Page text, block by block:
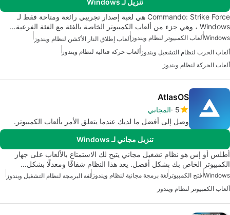
تنزيل لـ Windows
Commando: Strike Force هي لعبة إصدار تجريبي رائعة ومتاحة فقط لـ
Windows ، وهي جزء من ألعاب الكمبيوتر الخاصة بالفئة مع الفئة الفرعية…
Windowsألعاب الكمبيوتر لنظام ويندوز ألعاب إطلاق النار الأكشن لنظام ويندوز
ألعاب الحرب لنظام التشغيل ويندوز ألعاب حركة قتالية لنظام ويندوز
ألعاب الحركة لنظام ويندوز
AtlasOS
5 المجاني
وصل إلى أفضل ما لديك عندما يتعلق الأمر بألعاب الكمبيوتر.
تنزيل مجاني لـ Windows
أطلس أو إس هو نظام تشغيل مجاني يتيح لك الاستمتاع بالألعاب على جهاز
الكمبيوتر الخاص بك بشكل أفضل. يعد هذا النظام شفافًا ومعدلًا بشكل…
Windowsافتح الكمبيوتر لغة برمجة مجانية لنظام ويندوز لغة البرمجة لنظام التشغيل ويندوز
ألعاب الكمبيوتر لنظام ويندوز